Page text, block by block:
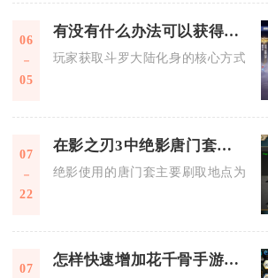
06
05
有没有什么办法可以获得斗罗大陆的化身
玩家获取斗罗大陆化身的核心方式集
07
22
在影之刃3中绝影唐门套刷在哪个地方
绝影使用的唐门套主要刷取地点为里
07 怎样快速增加花千骨手游中的mp